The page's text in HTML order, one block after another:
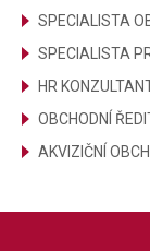
SPECIALISTA
SPECIALISTA
HR
OBCHODNÍ
AKVIZIČNÍ